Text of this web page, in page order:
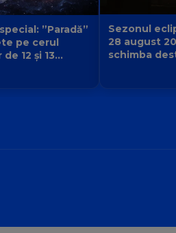
”Paradă”
pe cerul
12 și 13
Sezonul
28 august
schimba